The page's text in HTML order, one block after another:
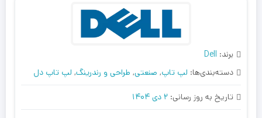
برند: Dell
دسته‌بندی‌ها: لپ تاپ, صنعتی, طراحی و رندرینگ, لپ تاپ دل
تاریخ به روز رسانی: 2 دی 1404